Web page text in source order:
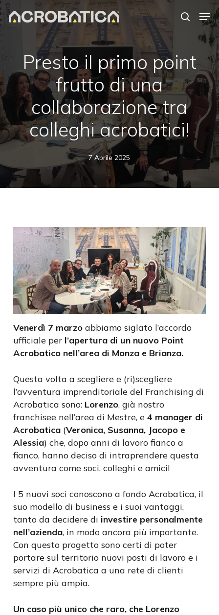
Skip
to
search
Presto il primo point
frutto di una
collaborazione tra
colleghi acrobatici!
7 Aprile 2025
Venerdì 7 marzo abbiamo siglato l’accordo
ufficiale per l’apertura di un nuovo Point
Acrobatico nell’area di Monza e Brianza.
Questa volta a scegliere e (ri)scegliere
l’avventura imprenditoriale del Franchising di
Acrobatica sono: Lorenzo, già nostro
franchisee nell’area di Mestre, e 4 manager di
Acrobatica(Veronica, Susanna, Jacopo e
Alessia) che, dopo anni di lavoro fianco a
fianco, hanno deciso di intraprendere questa
avventura come soci, colleghi e amici!
I 5 nuovi soci conoscono a fondo Acrobatica, il
suo modello di business e i suoi vantaggi,
tanto da decidere di investire personalmente
nell’azienda, in modo ancora più importante.
Con questo progetto sono certi di poter
portare sul territorio nuovi posti di lavoro e i
servizi di Acrobatica a una rete di clienti
sempre più ampia.
Un caso più unico che raro, che Lorenzo
Close
Menu